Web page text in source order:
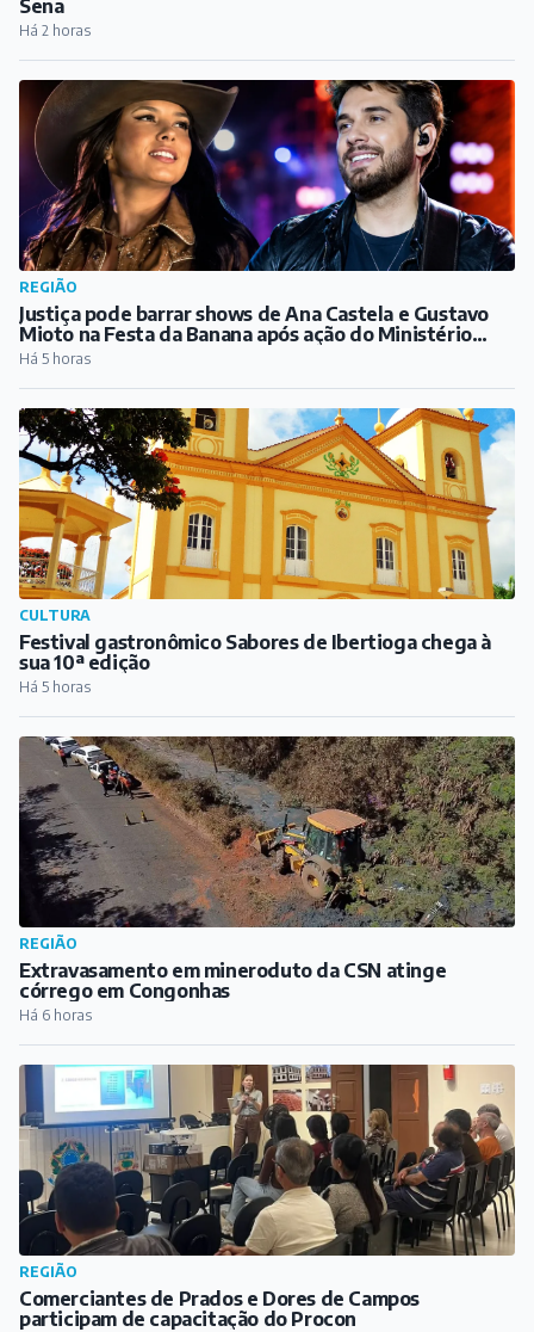
Sena
Há 2 horas
REGIÃO
Justiça pode barrar shows de Ana Castela e Gustavo
Mioto na Festa da Banana após ação do Ministério
Público
Há 5 horas
CULTURA
Festival gastronômico Sabores de Ibertioga chega à
sua 10ª edição
Há 5 horas
REGIÃO
Extravasamento em mineroduto da CSN atinge
córrego em Congonhas
Há 6 horas
REGIÃO
Comerciantes de Prados e Dores de Campos
participam de capacitação do Procon